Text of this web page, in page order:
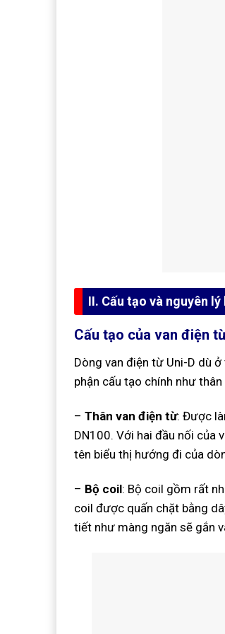
II. Cấu tạo và nguyên
Cấu tạo của van điện
Dòng van điện từ Uni-D dù
phận cấu tạo chính như
– Thân van điện từ: Được
DN100. Với hai đầu nối của
tên biểu thị hướng đi của
– Bộ coil: Bộ coil gồm rất
coil được quấn chặt bằng
tiết như màng ngăn sẽ gắn